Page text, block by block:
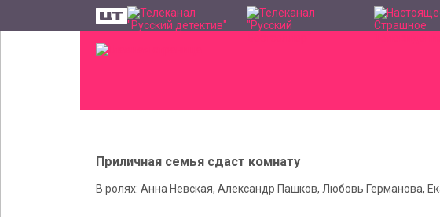
Приличная семья сдаст комнату
В ролях: Анна Невская, Александр Пашков, Любовь Германова,